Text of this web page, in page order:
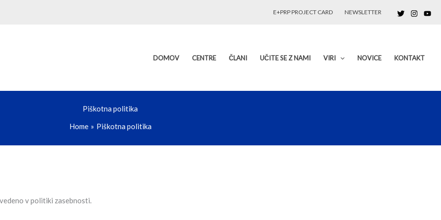
E+PRP PROJECT CARD NEWSLETTER
DOMOV CENTRE ČLANI UČITE SE Z NAMI VIRI NOVICE KONTAKT
Piškotna politika
Home
Piškotna politika
v politiki zasebnosti.